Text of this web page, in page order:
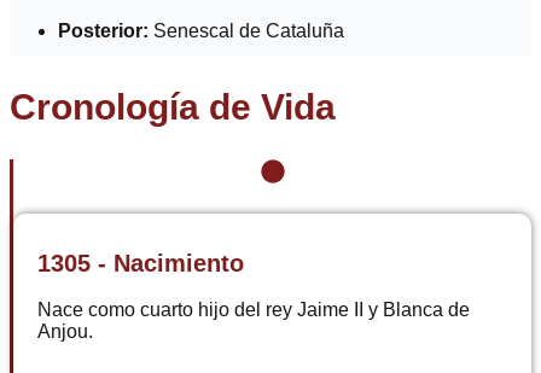
Posterior: Senescal de Cataluña
Cronología de Vida
1305 - Nacimiento
Nace como cuarto hijo del rey Jaime II y Blanca de
Anjou.